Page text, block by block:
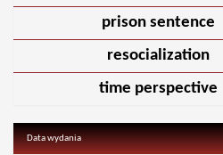
prison sentence
resocialization
time perspective
Data wydania